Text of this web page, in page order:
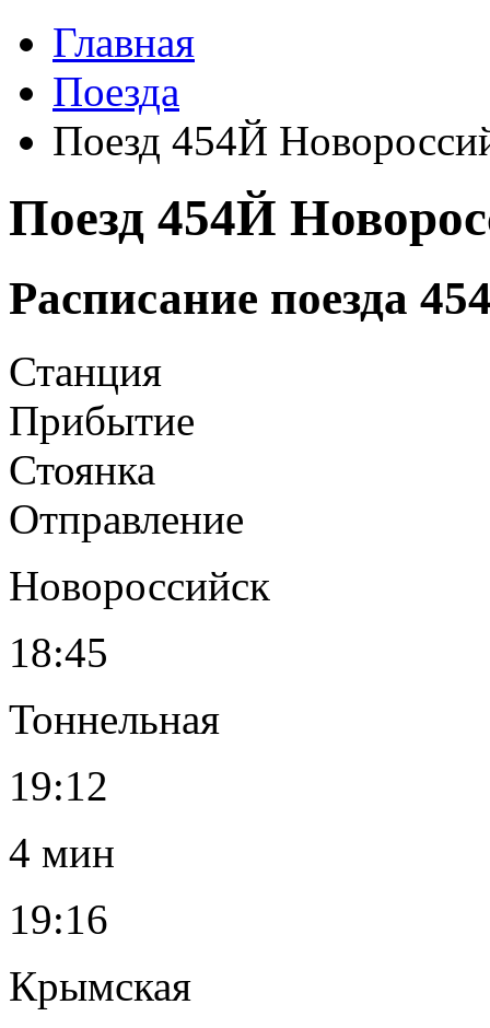
Главная
Поезда
Поезд 454Й
Поезд 454Й
Расписание поезда
Станция
Прибытие
Стоянка
Отправление
Новороссийск
18:45
Тоннельная
19:12
4 мин
19:16
Крымская